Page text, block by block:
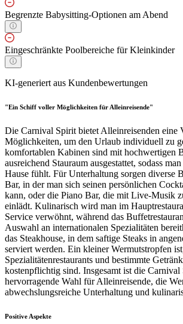
Begrenzte Babysitting-Optionen am Abend
Eingeschränkte Poolbereiche für Kleinkinder
KI-generiert aus Kundenbewertungen
"Ein Schiff voller Möglichkeiten für Alleinreisende"
Die Carnival Spirit bietet Alleinreisenden eine
Möglichkeiten, um den Urlaub individuell zu
komfortablen Kabinen sind mit hochwertigen
ausreichend Stauraum ausgestattet, sodass
Hause fühlt. Für Unterhaltung sorgen diverse
Bar, in der man sich seinen persönlichen
kann, oder die Piano Bar, die mit Live-Musik
einlädt. Kulinarisch wird man im
Service verwöhnt, während das
Auswahl an internationalen Spezialitäten
das Steakhouse, in dem saftige Steaks in
serviert werden. Ein kleiner Wermutstropfen
Spezialitätenrestaurants und bestimmte
kostenpflichtig sind. Insgesamt ist die
hervorragende Wahl für Alleinreisende, die
abwechslungsreiche Unterhaltung und
Positive Aspekte